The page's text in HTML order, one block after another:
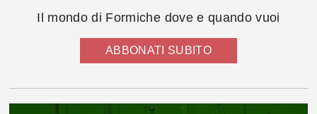
Il mondo di Formiche dove e quando vuoi
ABBONATI SUBITO